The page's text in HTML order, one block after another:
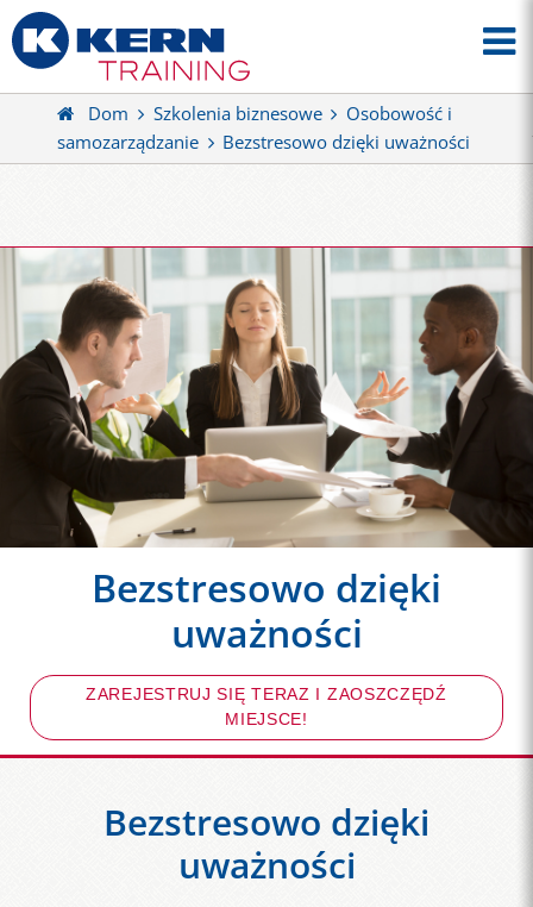
Dom Szkolenia biznesowe
Osobowość i
samozarządzanie
Bezstresowo dzięki uważności
Bezstresowo dzięki
uważności
ZAREJESTRUJ SIĘ TERAZ I ZAOSZCZĘDŹ
MIEJSCE!
Bezstresowo dzięki
uważności